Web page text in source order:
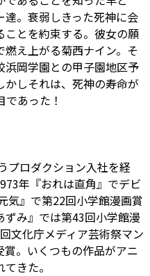
。衰弱しきった死神に会
ことを約束する。彼女の願
え上がる菊西ナイン。そ
岡学園との甲子園地区予
しそれは、死神の寿命が
あった！
プロダクション入社を経
年『おれは直角』でデビ
気』で第22回小学館漫画賞
み』では第43回小学館漫
文化庁メディア芸術祭マン
。いくつもの作品がアニ
きた。